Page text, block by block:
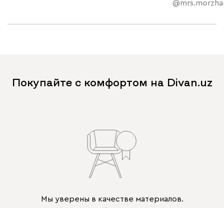
Покупайте с комфортом на Divan.uz
Мы уверены в качестве материалов.